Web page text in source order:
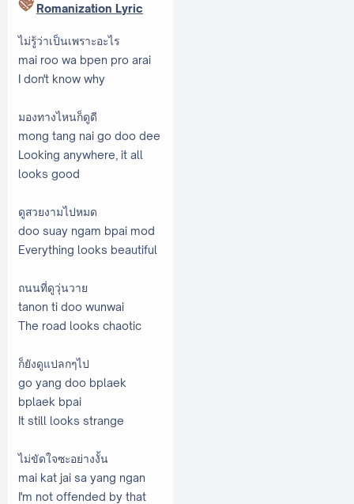
Romanization Lyric
ไม่รู้ว่าเป็นเพราะอะไร
mai roo wa bpen pro arai
I don't know why
มองทางไหนก็ดูดี
mong tang nai go doo dee
Looking anywhere, it all
looks good
ดูสวยงามไปหมด
doo suay ngam bpai mod
Everything looks beautiful
ถนนที่ดูวุ่นวาย
tanon ti doo wunwai
The road looks chaotic
ก็ยังดูแปลกๆไป
go yang doo bplaek
bplaek bpai
It still looks strange
ไม่ขัดใจซะอย่างงั้น
mai kat jai sa yang ngan
I'm not offended by that